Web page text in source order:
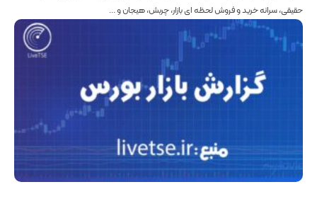
حقیقی، سرانه خرید و فروش لحظه ای بازار، چربش، هیجان و ...